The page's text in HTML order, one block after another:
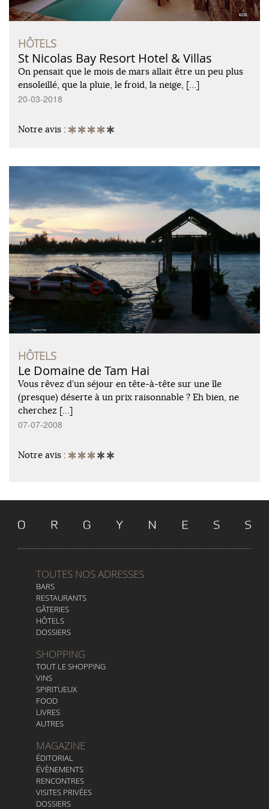
HÔTELS
St Nicolas Bay Resort Hotel & Villas
On pensait que le mois de mars allait être un peu plus
ensoleillé, que la pluie, le froid, la neige, […]
20-03-2018
Notre avis :
HÔTELS
Le Domaine de Tam Hai
Vous rêvez d’un séjour en tête-à-tête sur une île
(presque) déserte à un prix raisonnable ? Eh bien, ne
cherchez […]
07-07-2008
Notre avis :
TOUTES NOS ADRESSES
BARS
RESTAURANTS
GÂTERIES
HÔTELS
DOSSIERS
SHOPPING
TOUT LE SHOPPING
VINS
SPIRITUEUX
FOOD
LIVRES
AUTRES
MAGAZINE
ÉDITORIAL
ÉVÈNEMENTS
RENCONTRES
VISITES PRIVÉES
DOSSIERS